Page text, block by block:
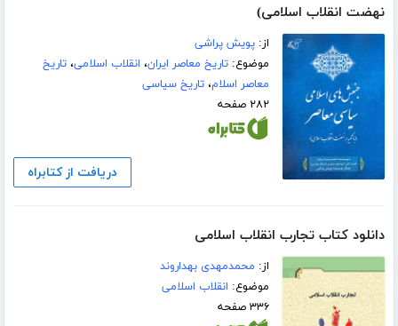
نهضت انقلاب اسلامی)
از:پویش پراشی
موضوع:تاریخ معاصر ایران، انقلاب اسلامی،تاریخ
معاصر اسلام،تاریخ سیاسی
۲۸۲ صفحه
دریافت از کتابراه
دانلود کتاب تجارب انقلاب اسلامی
از: محمدمهدی بهداروند
موضوع: انقلاب اسلامی
۳۳۶ صفحه